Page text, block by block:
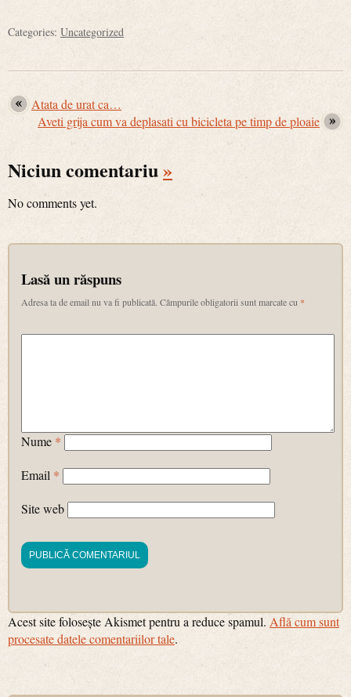
Categories: Uncategorized
Atata de urat ca…
Aveti grija cum va deplasati cu bicicleta pe timp de ploaie
Niciun comentariu»
No comments yet.
Lasă un răspuns
Adresa ta de email nu va fi publicată. Câmpurile obligatorii sunt marcate cu *
Nume *
Email *
Site web
Acest site folosește Akismet pentru a reduce spamul. Află cum sunt
procesate datele comentariilor tale.